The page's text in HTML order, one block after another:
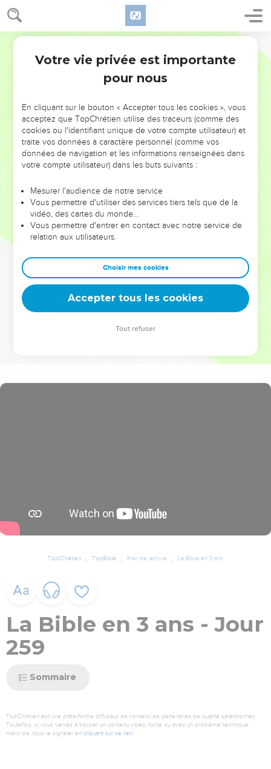
NE MANQUEZ PAS L’ÉVÉNEMENT
DE L’ANNÉE !
ET SI LEURS ERREURS POUVAIENT VOUS ÉVITER LES
VOTRES ?
leur foi ou leur vision. Mais on voit moins les doutes, les erreurs
et les saisons difficiles qu'ils ont traversés, alors même que ce
sont elles qui les ont façonnés.
Dans cette conférence, leaders, entrepreneurs, et responsables
clés pour avancer avec plus de sagesse afin que leurs erreurs
deviennent vos tremplins. Que vous guidiez un ministère, une
équipe, un groupe ou une famille, leur expérience est faite
TopChrétien TopBible Plan de lecture La Bible en 3 ans
La Bible en 3 ans - Jour
259
Sommaire
TopChrétien est une plate-forme diffuseur de contenu de partenaires de qualité sélectionnés.
Toutefois, si vous veniez à trouver un contenu vidéo illicite ou avec un problème technique,
merci de nous le signaler en cliquant sur ce lien
Votre vie privée est importante
pour nous
En cliquant sur le bouton « Accepter tous les cookies », vous
acceptez que TopChrétien utilise des traceurs (comme des
cookies ou l'identifiant unique de votre compte utilisateur) et
traite vos données à caractère personnel (comme vos
données de navigation et les informations renseignées dans
votre compte utilisateur) dans les buts suivants :
Mesurer l'audience de notre service
Vous permettre d'utiliser des services tiers tels que de la
vidéo, des cartes du monde…
Vous permettre d'entrer en contact avec notre service de
relation aux utilisateurs.
Choisir mes cookies
Accepter tous les cookies
Tout refuser